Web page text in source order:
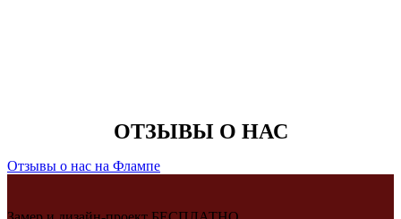
ОТЗЫВЫ О НАС
Отзывы о нас на Флампе